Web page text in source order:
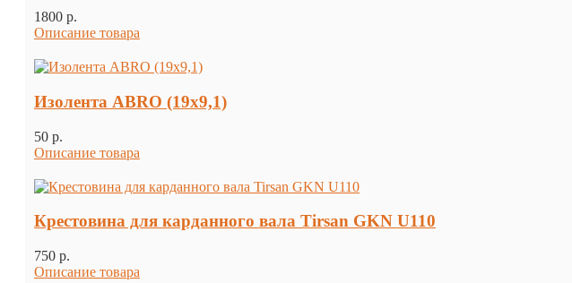
1800 p.
Описание товара
Изолента ABRO (19х9,1)
50 p.
Описание товара
Крестовина для карданного вала Tirsan GKN U110
750 p.
Описание товара